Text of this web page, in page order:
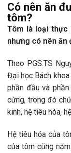
Có nên ăn
tôm?
Tôm là loại thực
nhưng có nên
Theo PGS.TS
Đại học Bách
phần đầu và
cứng, trong đó
kinh, hệ tiêu hóa,
Hệ tiêu hóa của
của tôm cũng